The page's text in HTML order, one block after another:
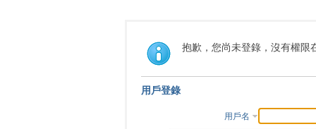
抱歉，您尚未登錄，沒有權限
用戶登錄
用戶名